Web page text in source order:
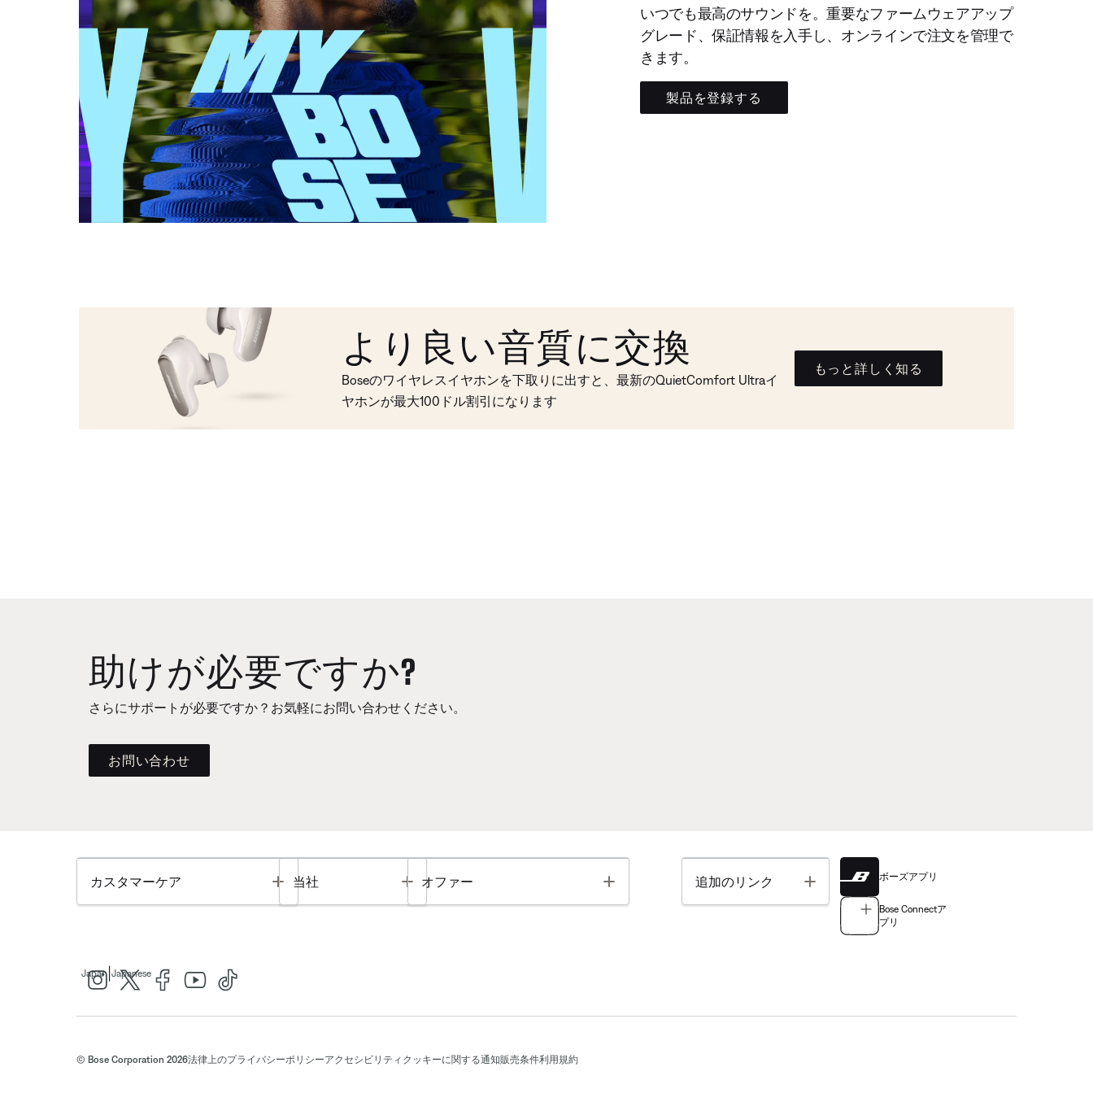
いつでも最高のサウンドを。重要なファームウェアアップ
グレード、保証情報を入手し、オンラインで注文を管理で
きます。
製品を登録する
より良い音質に交換
Boseのワイヤレスイヤホンを下取りに出すと、最新のQuietComfort Ultraイ
ヤホンが最大100ドル割引になります
もっと詳しく知る
助けが必要ですか?
さらにサポートが必要ですか？お気軽にお問い合わせください。
お問い合わせ
カスタマーケア Toggle
当社 Toggle
オファー Toggle 追加のリンク Toggle ボーズアプリ
Bose Connectア
プリ
Japan Japanese
© Bose Corporation 2026法律上のプライバシーポリシーアクセシビリティ クッキーに関する通知販売条件利用規約